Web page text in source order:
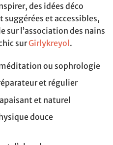
des idées déco
et accessibles,
sur l’association des nains
surGirlykreyol.
ou sophrologie
et régulier
et naturel
douce